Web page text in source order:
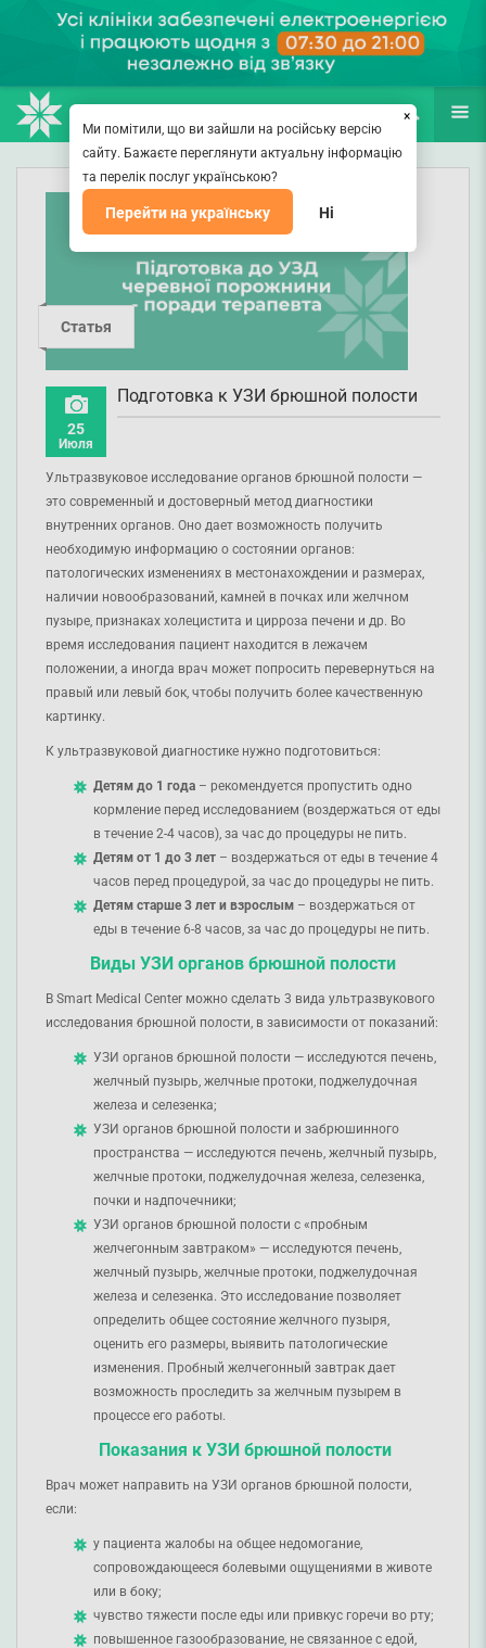
(067) 127-03-03
ПОИСК ЕЩЁ
Статья
25
Июля
Подготовка к УЗИ брюшной полости
Ультразвуковое исследование органов брюшной полости —
это современный и достоверный метод диагностики
внутренних органов. Оно дает возможность получить
необходимую информацию о состоянии органов:
патологических изменениях в местонахождении и размерах,
наличии новообразований, камней в почках или желчном
пузыре, признаках холецистита и цирроза печени и др. Во
время исследования пациент находится в лежачем
положении, а иногда врач может попросить перевернуться на
правый или левый бок, чтобы получить более качественную
картинку.
К ультразвуковой диагностике нужно подготовиться:
Детям до 1 года – рекомендуется пропустить одно
кормление перед исследованием (воздержаться от еды
в течение 2-4 часов), за час до процедуры не пить.
Детям от 1 до 3 лет – воздержаться от еды в течение 4
часов перед процедурой, за час до процедуры не пить.
Детям старше 3 лет и взрослым – воздержаться от
еды в течение 6-8 часов, за час до процедуры не пить.
Виды УЗИ органов брюшной полости
В Smart Medical Center можно сделать 3 вида ультразвукового
исследования брюшной полости, в зависимости от показаний:
УЗИ органов брюшной полости — исследуются печень,
желчный пузырь, желчные протоки, поджелудочная
железа и селезенка;
УЗИ органов брюшной полости и забрюшинного
пространства — исследуются печень, желчный пузырь,
желчные протоки, поджелудочная железа, селезенка,
почки и надпочечники;
УЗИ органов брюшной полости с «пробным
желчегонным завтраком» — исследуются печень,
желчный пузырь, желчные протоки, поджелудочная
железа и селезенка. Это исследование позволяет
определить общее состояние желчного пузыря,
оценить его размеры, выявить патологические
изменения. Пробный желчегонный завтрак дает
возможность проследить за желчным пузырем в
процессе его работы.
Показания к УЗИ брюшной полости
Врач может направить на УЗИ органов брюшной полости,
если:
у пациента жалобы на общее недомогание,
сопровождающееся болевыми ощущениями в животе
или в боку;
чувство тяжести после еды или привкус горечи во рту;
повышенное газообразование, не связанное с едой,
×
Ми помітили, що ви зайшли на російську версію
сайту. Бажаєте переглянути актуальну інформацію
та перелік послуг українською?
Перейти на українську Ні